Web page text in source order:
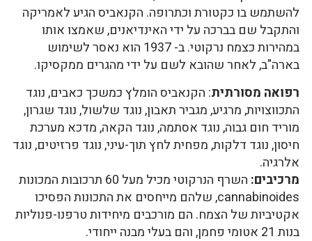
להשתמש בו כקטורת וכתרופה. הקנאביס הגיע לאמריקה
והתקבל שם בברכה על ידי האינדיאנים, שאמצו אותו
במהירות כצמח נרקוטי. ב- 1937 הוא נאסר לשימוש
בארה"ב, לאחר שהובא לשם על ידי מהגרים ממקסיקו.
רפואה מסורתית: הקנאביס הומלץ כמשכך כאבים, נוגד
התכווצויות, מרגיע, מגביר תאבון, נוגד שלשול, נוגד שגרון,
מוריד חום גבוה, נוגד אסתמה, נוגד הקאה, מדכא מערכת
חיסון, נוגד דלקות, מפחית לחץ תוך-עיני, נוגד פרזיטים, נוגד
אלרגיה.
מרכיבים:
השרף הנרקוטי מכיל מעל 60 תרכובות המכונות
cannabinoides, שלהם מייחסים את התכונות הפסיכו
אקטיביות של הצמח. הם מורכבים מיחידות טרפנו-פנוליות
בנות 21 אטומי פחמן, והם בעלי מבנה ייחודי.